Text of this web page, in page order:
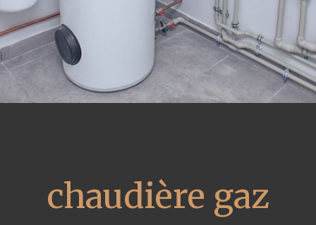
chaudière gaz